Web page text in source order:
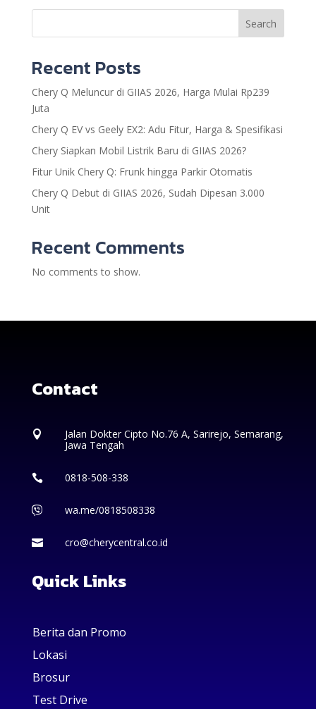
Search
Recent Posts
Chery Q Meluncur di GIIAS 2026, Harga Mulai Rp239
Juta
Chery Q EV vs Geely EX2: Adu Fitur, Harga & Spesifikasi
Chery Siapkan Mobil Listrik Baru di GIIAS 2026?
Fitur Unik Chery Q: Frunk hingga Parkir Otomatis
Chery Q Debut di GIIAS 2026, Sudah Dipesan 3.000
Unit
Recent Comments
No comments to show.
Contact

Jalan Dokter Cipto No.76 A, Sarirejo, Semarang,
Jawa Tengah
 0818-508-338
 wa.me/0818508338
 cro@cherycentral.co.id
Quick Links
Berita dan Promo
Lokasi
Brosur
Test Drive